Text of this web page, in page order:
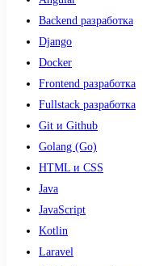
Backend разработка
Django
Docker
Frontend разработка
Fullstack разработка
Git и Github
Golang (Go)
HTML и CSS
Java
JavaScript
Kotlin
Laravel